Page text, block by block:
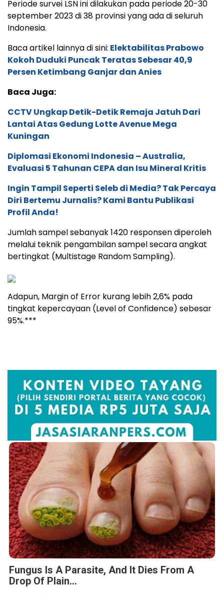
Periode survei LSN ini dilakukan pada periode 20-30
september 2023 di 38 provinsi yang ada di seluruh
Indonesia.
Baca artikel lainnya di sini: Elektabilitas Prabowo
Kokoh Duduki Puncak Teratas Sebesar 40,9
Persen Ketimbang Ganjar dan Anies
Baca Juga:
CCTV Ungkap Detik-Detik Remaja Jatuh Dari
Lantai Atas Gedung Lotte Avenue Mega
Kuningan
Diplomasi Ekonomi Indonesia – Australia,
Evaluasi 5 Tahunan CEPA dan Isu Mineral Kritis
Ingin Tampil Seperti Seleb di Media? Tak Percaya
Diri Bertemu Jurnalis? Kami Bantu Publikasi
Profil Anda!
Jumlah sampel sebanyak 1420 responsen diperoleh
melalui teknik pengambilan sampel secara angkat
bertingkat (Multistage Random Sampling).
Adapun, Margin of Error kurang lebih 2,6% pada
tingkat kepercayaan (Level of Confidence) sebesar
95%.***
Fungus Is A Parasite, And It Dies From A
Drop Of Plain...